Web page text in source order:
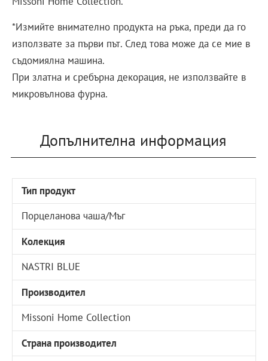
*Измийте внимателно продукта на ръка, преди да го
използвате за първи път. След това може да се мие в
съдомиялна машина.
При златна и сребърна декорация, не използвайте в
микровълнова фурна.
Допълнителна информация
Тип продукт
Порцеланова чаша/Мъг
Колекция
NASTRI BLUE
Производител
Missoni Home Collection
Страна производител